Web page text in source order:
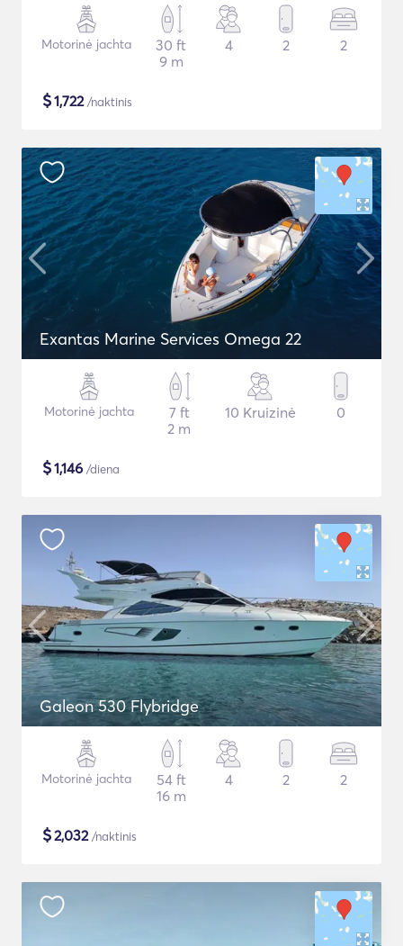
Motorinė jachta
30 ft
9 m
4 2 2
$1,722/naktinis
Exantas Marine Services Omega 22
Motorinė jachta
7 ft
2 m
10 Kruizinė 0
$1,146 /diena
Galeon 530 Flybridge
Motorinė jachta
54 ft
16 m
4 2 2
$2,032/naktinis